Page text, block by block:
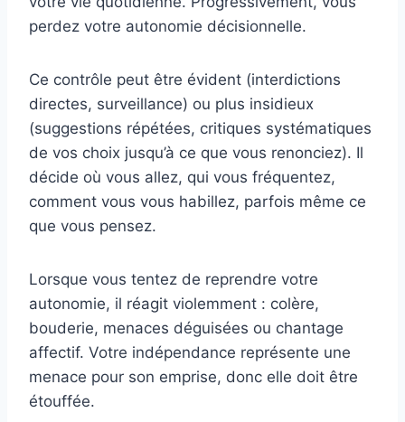
perdez votre autonomie décisionnelle.
Ce contrôle peut être évident (interdictions
directes, surveillance) ou plus insidieux
(suggestions répétées, critiques systématiques
de vos choix jusqu’à ce que vous renonciez). Il
décide où vous allez, qui vous fréquentez,
comment vous vous habillez, parfois même ce
que vous pensez.
Lorsque vous tentez de reprendre votre
autonomie, il réagit violemment : colère,
bouderie, menaces déguisées ou chantage
affectif. Votre indépendance représente une
menace pour son emprise, donc elle doit être
étouffée.